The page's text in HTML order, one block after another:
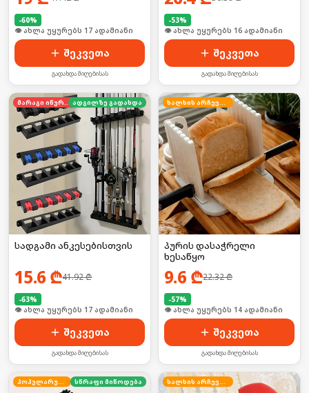
-60%
🛒 ბოლო 24სთ-ში იყიდა 24-მა
შეკვეთა
გადახდა მიღებისას
-53%
შეკვეთა
გადახდა მიღებისას
მარაგი იწურება ადგილზე გადახდა
სადგამი ანკესებისთვის
15.6 ₾41.92₾
-63%
🛒 ბოლო 24სთ-ში იყიდა 23-მა
შეკვეთა
გადახდა მიღებისას
პურის დასაჭრელი
ხესაწყო
9.6 ₾22.32₾
-57%
🛒 ბოლო 24სთ-ში იყიდა 23-მა
შეკვეთა
გადახდა მიღებისას
სწრაფი მიწოდება